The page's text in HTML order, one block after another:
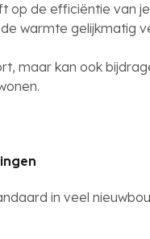
op de efficiëntie van
warmte gelijkmatig
maar kan ook
in veel